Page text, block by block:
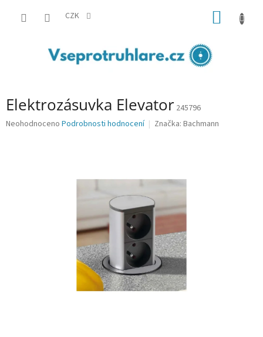
CZK
Elektrozásuvka Elevator 245796
Průměrné
Neohodnoceno Podrobnosti hodnocení Značka: Bachmann